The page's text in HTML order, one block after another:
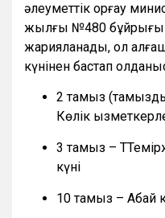
әлеуметтік қорғау
жылғы №480
жарияланады, ол
күнінен бастап
2 тамыз
Көлік
3 тамыз –
күні
10 тамыз – Абай